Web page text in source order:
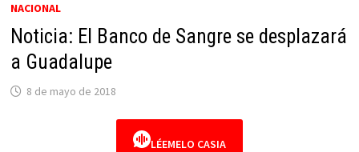
NACIONAL
Noticia: El Banco de Sangre se desplazará
a Guadalupe
8 de mayo de 2018
LÉEMELO CASIA